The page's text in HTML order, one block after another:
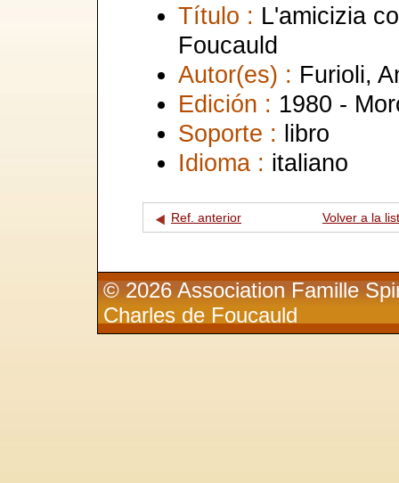
Título : L'amicizia
Foucauld
Autor(es) : Furioli,
Edición : 1980 -
Soporte : libro
Idioma : italiano
Ref. anterior Volver a la
© 2026 Association Famille
Charles de Foucauld